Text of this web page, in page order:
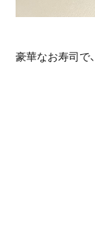
豪華なお寿司で